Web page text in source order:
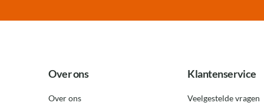
Over ons
Over ons
Klantenservice
Veelgestelde vragen